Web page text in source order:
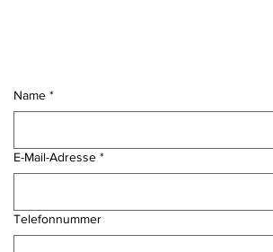
Name *
E-Mail-Adresse *
Telefonnummer